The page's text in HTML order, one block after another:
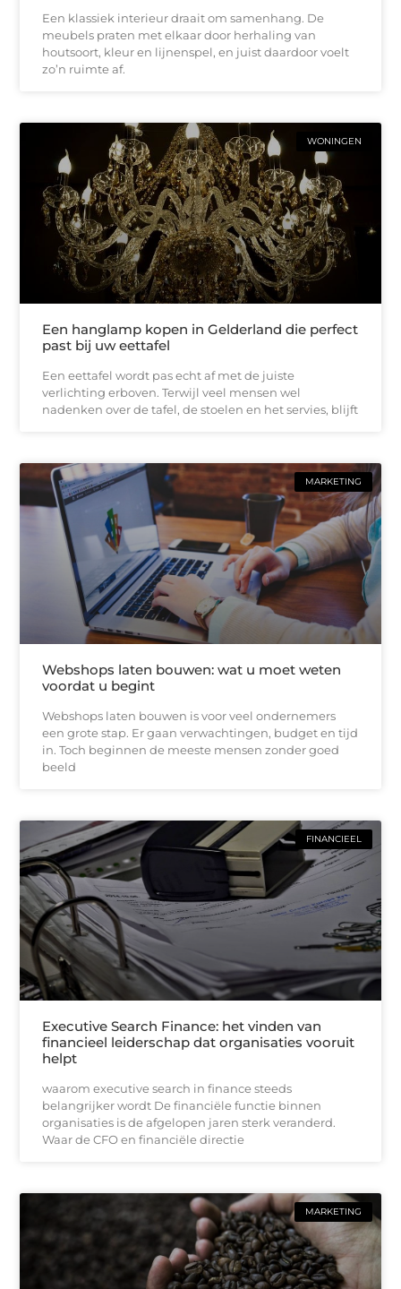
Een klassiek interieur draait om samenhang. De
meubels praten met elkaar door herhaling van
houtsoort, kleur en lijnenspel, en juist daardoor voelt
zo’n ruimte af.
WONINGEN
Een hanglamp kopen in Gelderland die perfect
past bij uw eettafel
Een eettafel wordt pas echt af met de juiste
verlichting erboven. Terwijl veel mensen wel
nadenken over de tafel, de stoelen en het servies, blijft
MARKETING
Webshops laten bouwen: wat u moet weten
voordat u begint
Webshops laten bouwen is voor veel ondernemers
een grote stap. Er gaan verwachtingen, budget en tijd
in. Toch beginnen de meeste mensen zonder goed
beeld
FINANCIEEL
Executive Search Finance: het vinden van
financieel leiderschap dat organisaties vooruit
helpt
waarom executive search in finance steeds
belangrijker wordt De financiële functie binnen
organisaties is de afgelopen jaren sterk veranderd.
Waar de CFO en financiële directie
MARKETING